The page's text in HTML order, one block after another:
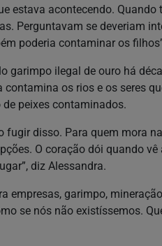
estava acontecendo.
Perguntavam se deveriam
poderia contaminar os
garimpo ilegal de ouro há
os rios e os seres
peixes contaminados.
fugir disso. Para quem mora
O coração dói quando
diz Alessandra.
empresas, garimpo,
se nós não existíssemos.